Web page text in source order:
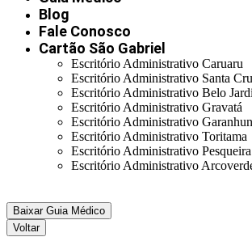
Blog
Fale Conosco
Cartão São Gabriel
Escritório Administrativo Caruaru
Escritório Administrativo Santa
Escritório Administrativo Belo
Escritório Administrativo Gravatá
Escritório Administrativo
Escritório Administrativo Toritama
Escritório Administrativo Pesqueira
Escritório Administrativo
Baixar Guia Médico
Voltar